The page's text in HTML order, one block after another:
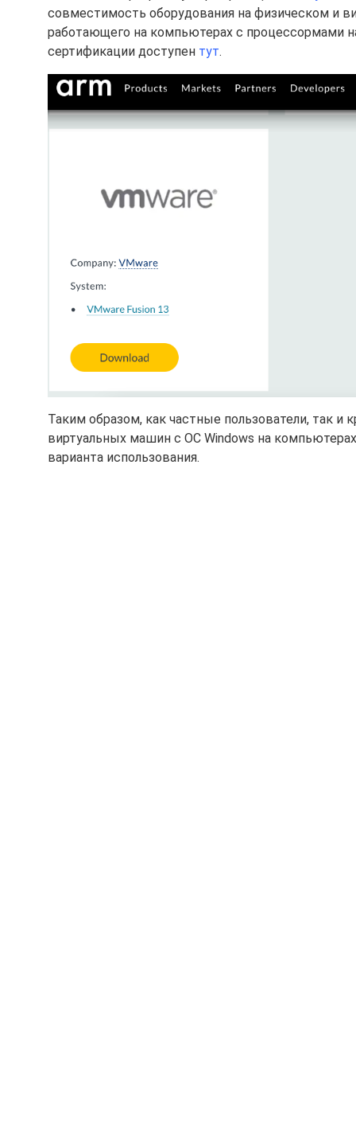
совместимость оборудования на физическом и
работающего на компьютерах с процессормами
сертификации доступен тут.
Таким образом, как частные пользователи, так и
виртуальных машин с ОС Windows на
варианта использования.